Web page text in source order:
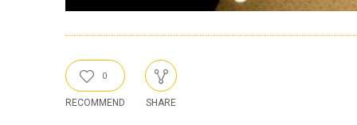
0
RECOMMEND SHARE